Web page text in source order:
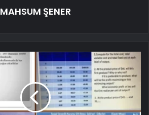
MAHSUM ŞENER